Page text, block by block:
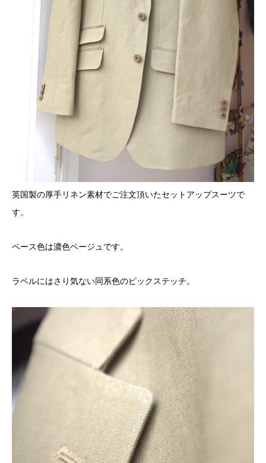
英国製の厚手リネン素材でご注文頂いたセットアップスーツで
す。
ベース色は濃色ベージュです。
ラペルにはさり気ない同系色のピックステッチ。